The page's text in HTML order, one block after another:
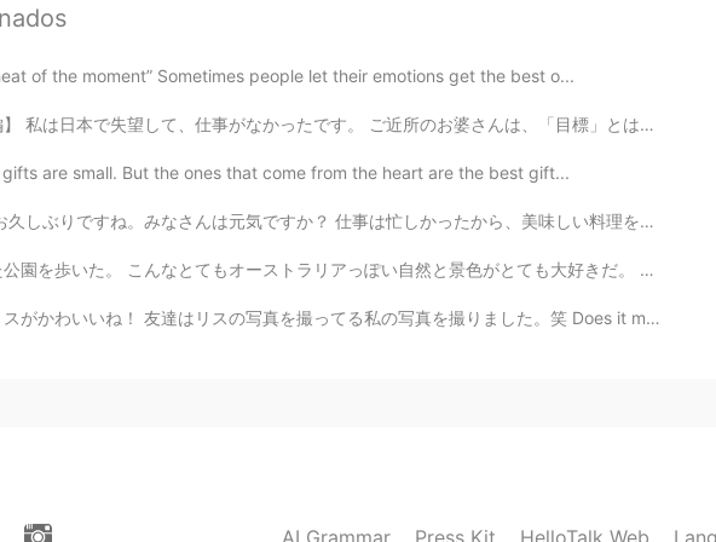
くれてありがとう😊それは手作りバラ🌹だよ。ミニトマトから簡単で作れ
もうちょっと難しい。練習しなきゃ。 サーモンだ。ゆっくりに煮た。
便利だけど人間ももう少し自然によりそってゆっくりいきていけるといい
2020.09.18 01:35
of the moment” Sometimes people let their emotions get the best o...
、仕事がなかったです。 ご近所のお婆さんは、「目標」とは簡単に 達成できないのが人生だ！とフガフガ説教。 お婆さんには、数十年経ってもまだ達成出...
are small. But the ones that come from the heart are the best gift...
んは元気ですか？ 仕事は忙しかったから、美味しい料理を食べに行かなかった。😵 でも最近は美味しいオムライスを食べましたから、それを話します！🤲🏻 ...
てもオーストラリアっぽい自然と景色がとても大好きだ。 オーストラリアの自然は自分の中で独特の感覚を引き出す。 アボリジニー人はこの感覚が精霊...
いね！ 友達はリスの写真を撮ってる私の写真を撮りました。笑 Does it make any sense? My friend took a photo o...
AI Grammar Press Kit HelloTalk Web